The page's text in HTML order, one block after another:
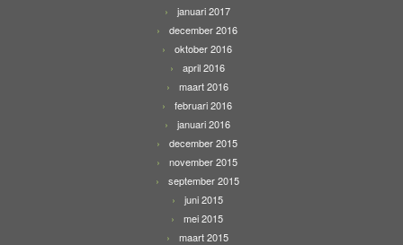
januari 2017
december 2016
oktober 2016
april 2016
maart 2016
februari 2016
januari 2016
december 2015
november 2015
september 2015
juni 2015
mei 2015
maart 2015